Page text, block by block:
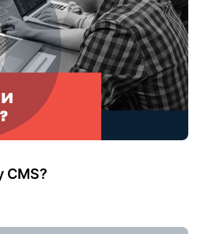
CMS?